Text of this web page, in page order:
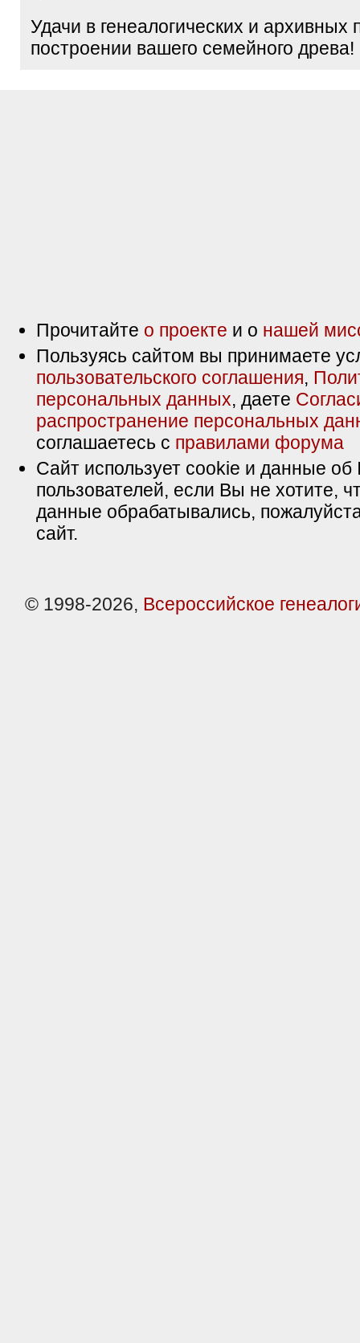
Удачи в генеалогических и архивных
построении вашего семейного древа!
Прочитайте о проекте и о нашей
Пользуясь сайтом вы принимаете
пользовательского соглашения,
персональных данных, даете
распространение персональных
соглашаетесь с правилами форума
Сайт использует cookie и данные об
пользователей, если Вы не хотите,
данные обрабатывались,
сайт.
© 1998-2026, Всероссийское